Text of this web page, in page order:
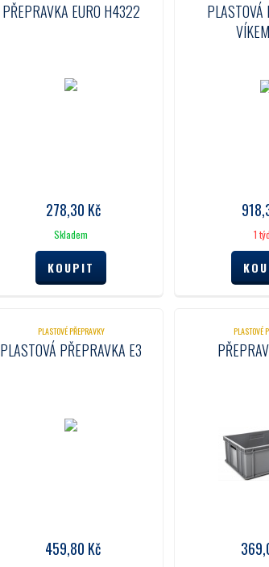
PŘEPRAVKA EURO H4322
278,30 Kč
Skladem 1
PLASTOVÉ PŘEPRAVKY
PLASTOVÁ PŘEPRAVKA E3
459,80 Kč
PLASTOVÉ